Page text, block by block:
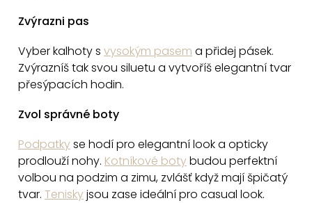
p
Zvýrazni pas
Vyber kalhoty s vysokým pasem a přidej pásek.
Zvýrazníš tak svou siluetu a vytvoříš elegantní tvar
přesýpacích hodin.
Zvol správné boty
Podpatkyse hodí pro elegantní look a opticky
prodlouží nohy. Kotníkové botybudou perfektní
volbou na podzim a zimu, zvlášť když mají špičatý
tvar. Teniskyjsou zase ideální pro casual look.